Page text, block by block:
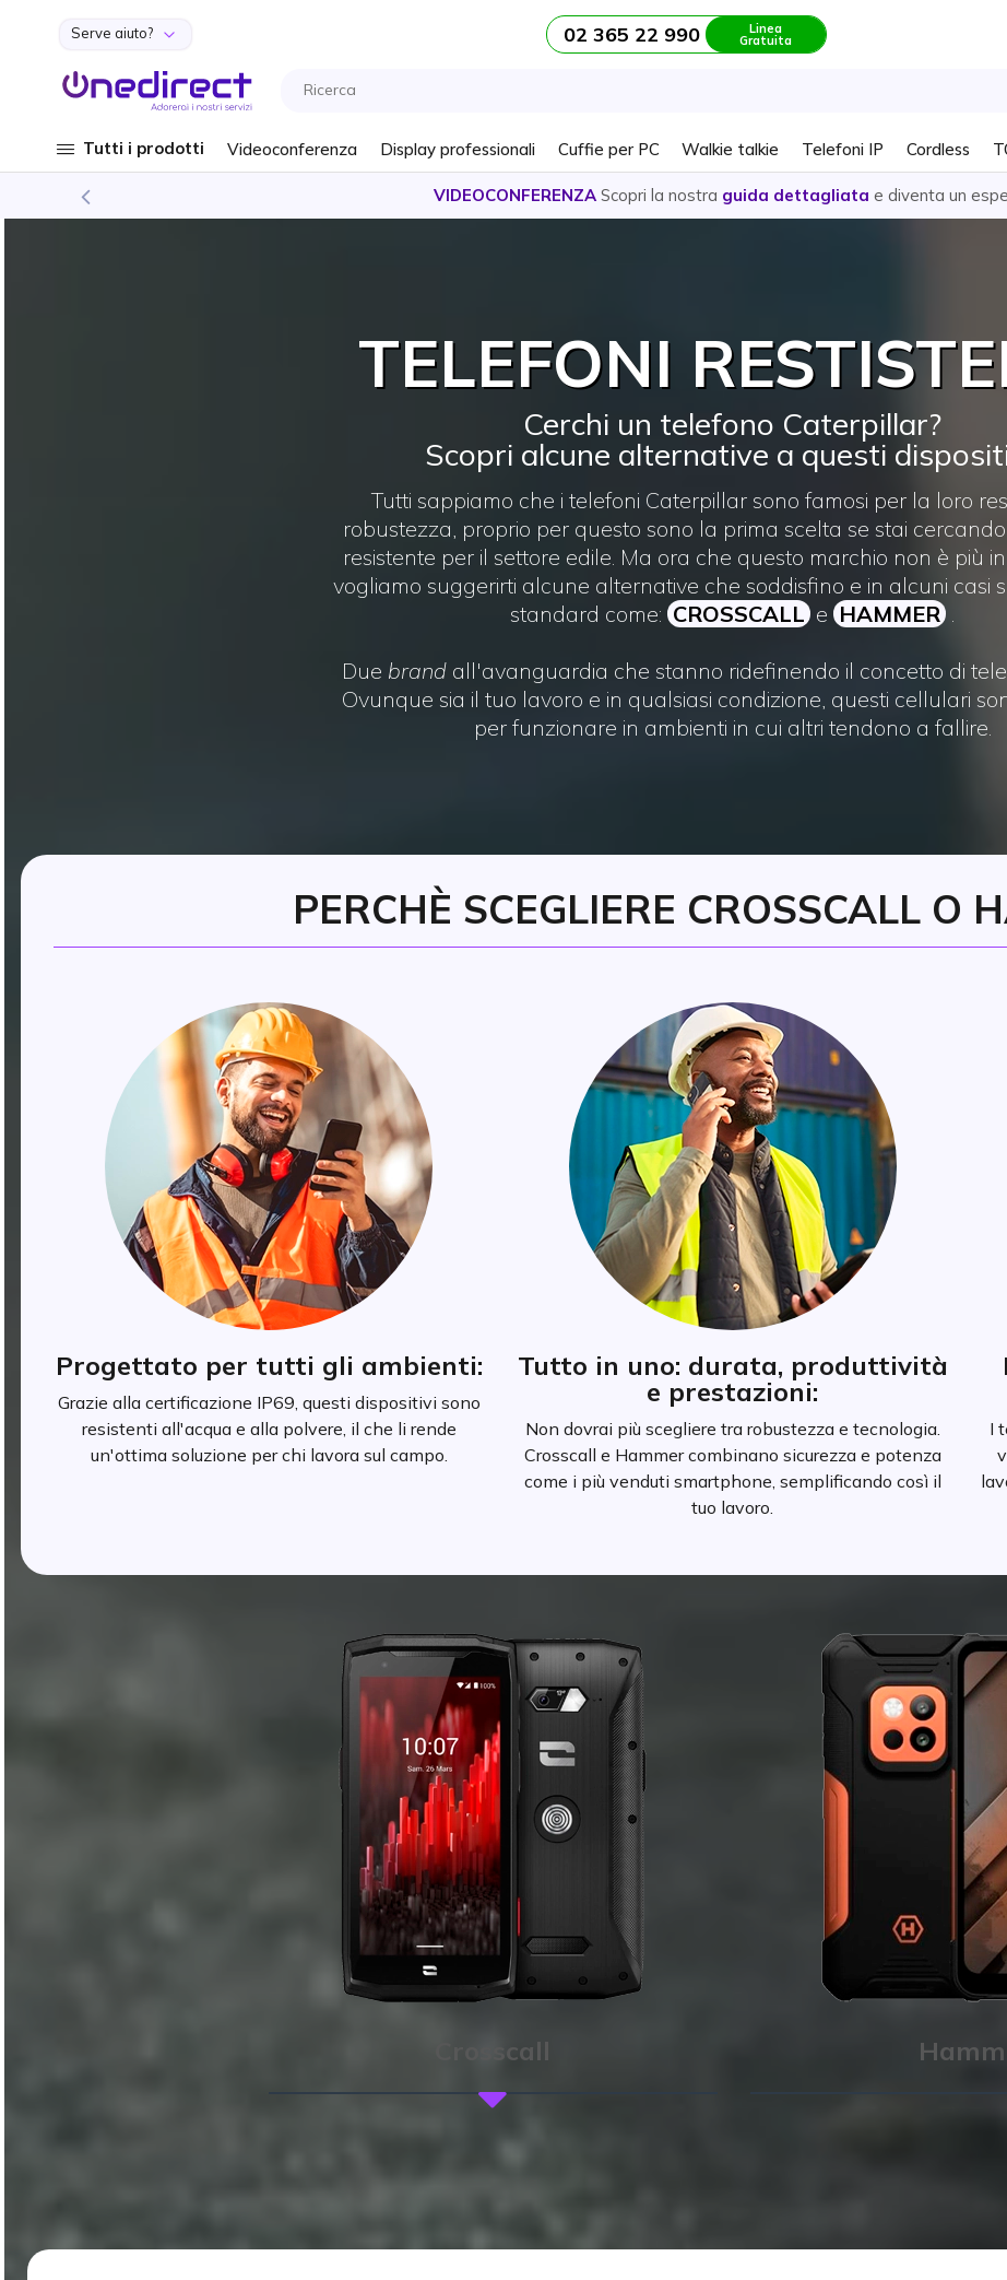
Salta al contenuto
Serve aiuto? 02 365 22 990 Linea
Gratuita
Tutti i prodotti Videoconferenza Display professionali Cuffie per PC Walkie talkie Telefoni IP Cordless
e diventa un esperto!
TELEFONI
Cerchi un telefono Caterpillar?
Scopri alcune alternative a questi
Tutti sappiamo che i telefoni Caterpillar sono famosi per la loro
robustezza, proprio per questo sono la prima scelta se stai
resistente per il settore edile. Ma ora che questo marchio non è più
vogliamo suggerirti alcune alternative che soddisfino e in alcuni casi
standard come: CROSSCALL e HAMMER
Due brand all'avanguardia che stanno ridefinendo il concetto di
Ovunque sia il tuo lavoro e in qualsiasi condizione, questi cellulari
per funzionare in ambienti in cui altri tendono a fallire.
PERCHÈ SCEGLIERE CROSSCALL O
Progettato per tutti gli ambienti:
Grazie alla certificazione IP69, questi dispositivi sono
resistenti all'acqua e alla polvere, il che li rende
un'ottima soluzione per chi lavora sul campo.
Tutto in uno: durata, produttività
e prestazioni:
Non dovrai più scegliere tra robustezza e tecnologia.
Crosscall e Hammer combinano sicurezza e potenza
come i più venduti smartphone, semplificando così il
tuo lavoro.
I
Crosscall